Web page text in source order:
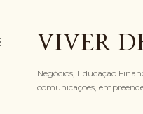
VIVER
Negócios, Educação
comunicações,